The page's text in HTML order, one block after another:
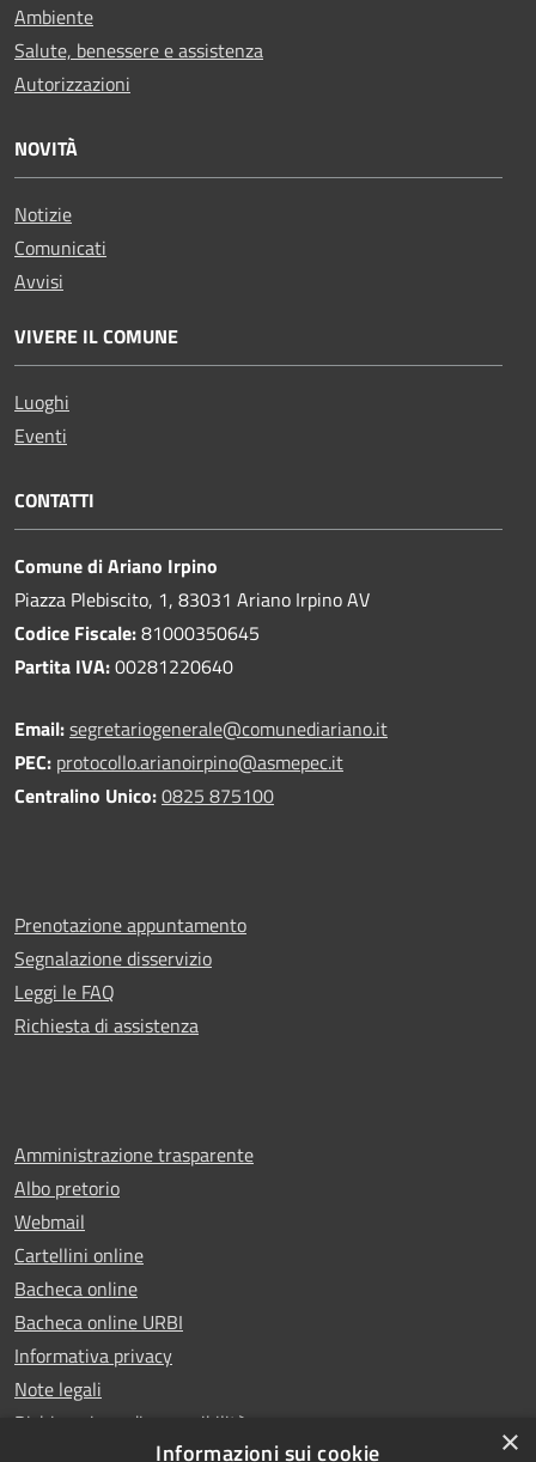
Ambiente
Salute, benessere e assistenza
Autorizzazioni
NOVITÀ
Notizie
Comunicati
Avvisi
VIVERE IL COMUNE
Luoghi
Eventi
CONTATTI
Comune di Ariano Irpino
Piazza Plebiscito, 1, 83031 Ariano Irpino AV
Codice Fiscale:81000350645
Partita IVA:00281220640
Email:segretariogenerale@comunediariano.it
PEC: protocollo.arianoirpino@asmepec.it
Centralino Unico:0825 875100
Prenotazione appuntamento
Segnalazione disservizio
Leggi le FAQ
Richiesta di assistenza
Amministrazione trasparente
Albo pretorio
Webmail
Cartellini online
Bacheca online
Bacheca online URBI
Informativa privacy
Note legali
Dichiarazione di accessibilità
×
Informazioni sui cookie